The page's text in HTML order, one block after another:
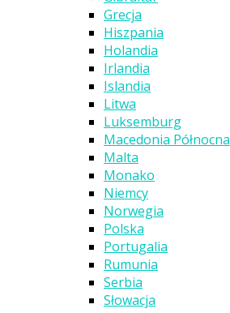
Grecja
Hiszpania
Holandia
Irlandia
Islandia
Litwa
Luksemburg
Macedonia Północna
Malta
Monako
Niemcy
Norwegia
Polska
Portugalia
Rumunia
Serbia
Słowacja